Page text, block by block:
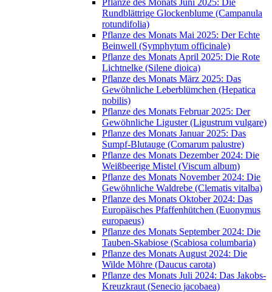
Pflanze des Monats Juni 2025: Die
Rundblättrige Glockenblume (Campanula
rotundifolia)
Pflanze des Monats Mai 2025: Der Echte
Beinwell (Symphytum officinale)
Pflanze des Monats April 2025: Die Rote
Lichtnelke (Silene dioica)
Pflanze des Monats März 2025: Das
Gewöhnliche Leberblümchen (Hepatica
nobilis)
Pflanze des Monats Februar 2025: Der
Gewöhnliche Liguster (Ligustrum vulgare)
Pflanze des Monats Januar 2025: Das
Sumpf-Blutauge (Comarum palustre)
Pflanze des Monats Dezember 2024: Die
Weißbeerige Mistel (Viscum album)
Pflanze des Monats November 2024: Die
Gewöhnliche Waldrebe (Clematis vitalba)
Pflanze des Monats Oktober 2024: Das
Europäisches Pfaffenhütchen (Euonymus
europaeus)
Pflanze des Monats September 2024: Die
Tauben-Skabiose (Scabiosa columbaria)
Pflanze des Monats August 2024: Die
Wilde Möhre (Daucus carota)
Pflanze des Monats Juli 2024: Das Jakobs-
Kreuzkraut (Senecio jacobaea)